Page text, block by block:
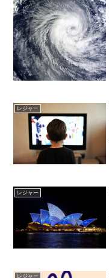
レジャー
レジャー
レジャー